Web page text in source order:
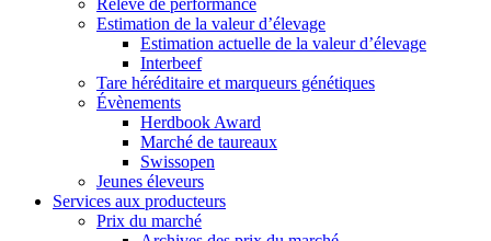
Relevé de performance
Estimation de la valeur d’élevage
Estimation actuelle de la valeur d’élevage
Interbeef
Tare héréditaire et marqueurs génétiques
Évènements
Herdbook Award
Marché de taureaux
Swissopen
Jeunes éleveurs
Services aux producteurs
Prix du marché